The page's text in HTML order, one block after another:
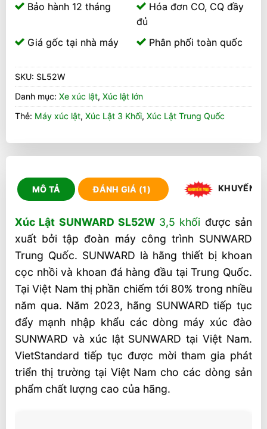
Bảo hành 12 tháng
Hóa đơn CO, CQ đầy
đủ
Giá gốc tại nhà máy
Phân phối toàn quốc
SKU: SL52W
Danh mục: Xe xúc lật, Xúc lật lớn
Thẻ: Máy xúc lật, Xúc Lật 3 Khối, Xúc Lật Trung Quốc
MÔ TẢ ĐÁNH GIÁ (1) KHUYẾN
Xúc Lật SUNWARD SL52W3,5 khối được sản
xuất bởi tập đoàn máy công trình SUNWARD
Trung Quốc. SUNWARD là hãng thiết bị khoan
cọc nhồi và khoan đá hàng đầu tại Trung Quốc.
Tại Việt Nam thị phần chiếm tới 80% trong nhiều
năm qua. Năm 2023, hãng SUNWARD tiếp tục
đẩy mạnh nhập khẩu các dòng máy xúc đào
SUNWARD và xúc lật SUNWARD tại Việt Nam.
VietStandard tiếp tục được mời tham gia phát
triển thị trường tại Việt Nam cho các dòng sản
phẩm chất lượng cao của hãng.